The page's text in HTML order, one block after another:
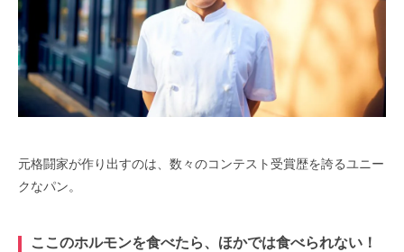
元格闘家が作り出すのは、数々のコンテスト受賞歴を誇るユニー
クなパン。
ここのホルモンを食べたら、ほかでは食べられない！